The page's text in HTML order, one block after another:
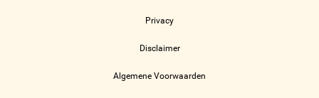
Privacy
Disclaimer
Algemene Voorwaarden